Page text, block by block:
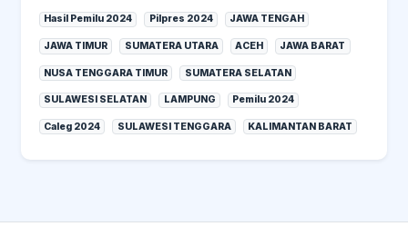
Hasil Pemilu 2024 Pilpres 2024 JAWA TENGAH
JAWA TIMUR SUMATERA UTARA ACEH JAWA BARAT
NUSA TENGGARA TIMUR SUMATERA SELATAN
SULAWESI SELATAN LAMPUNG Pemilu 2024
Caleg 2024 SULAWESI TENGGARA KALIMANTAN BARAT